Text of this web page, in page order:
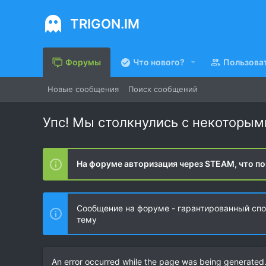
TRIGON.IM
Форумы Что нового?
Новые сообщения Поиск сообщений
Упс! Мы столкнулись с
На форуме авторизация через STEAM, что
Сообщение на форуме - гарантированный
тему
An error occurred while the page was being